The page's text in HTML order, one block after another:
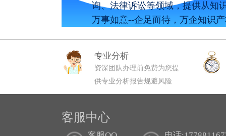
询、法律诉讼等领域，提供从知
万事如意--企足而待，万企知识
专业分析
资深团队办理前免费为您提
供专业分析报告规避风险
客服中心